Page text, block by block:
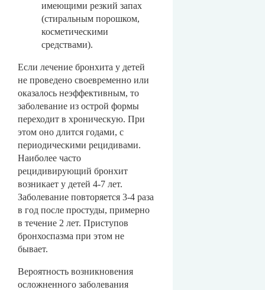
имеющими резкий запах
(стиральным порошком,
косметическими
средствами).
Если лечение бронхита у детей
не проведено своевременно или
оказалось неэффективным, то
заболевание из острой формы
переходит в хроническую. При
этом оно длится годами, с
периодическими рецидивами.
Наиболее часто
рецидивирующий бронхит
возникает у детей 4-7 лет.
Заболевание повторяется 3-4 раза
в год после простуды, примерно
в течение 2 лет. Приступов
бронхоспазма при этом не
бывает.
Вероятность возникновения
осложненного заболевания